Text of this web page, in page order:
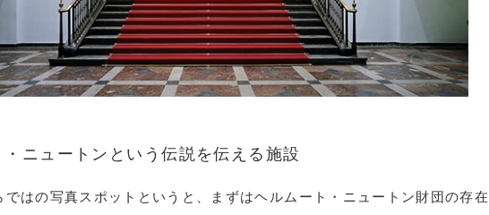
ニュートンという伝説を伝える施設
ではの写真スポットというと、まずはヘルムート・ニュートン財団の存在